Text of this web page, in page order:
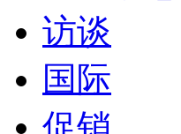
访谈
国际